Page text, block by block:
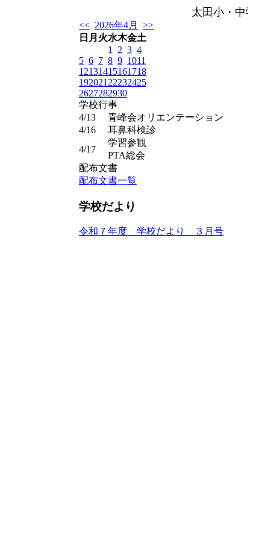
太田小・中
<< 2026年4月
>>
日 月 火水木金土
1
2 3 4
5 6 7 8 9 1011
12131415161718
192021 22232425
2627282930
学校行事
4/13
青峰会オリエンテーション
4/16
耳鼻科検診
4/17
学習参観
PTA総会
配布文書
配布文書一覧
学校だより
令和７年度 学校だより ３月号